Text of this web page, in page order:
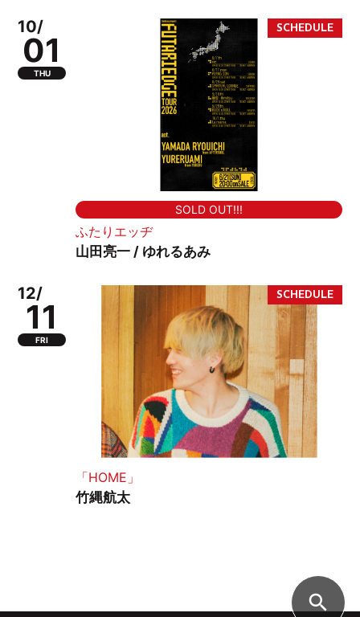
10/
01
THU
SOLD OUT!!!
ふたりエッヂ
山田亮一 / ゆれるあみ
12/
11
FRI
「HOME」
竹縄航太
search